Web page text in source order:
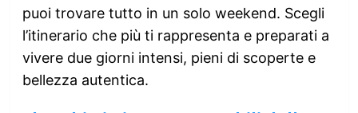
puoi trovare tutto in un solo weekend. Scegli
l’itinerario che più ti rappresenta e preparati a
vivere due giorni intensi, pieni di scoperte e
bellezza autentica.